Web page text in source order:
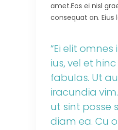
amet.Eos ei nisl
consequat an. Eius
“Ei elit
ius, vel et
fabulas. Ut
iracundia
ut sint posse
diam ea. Cu